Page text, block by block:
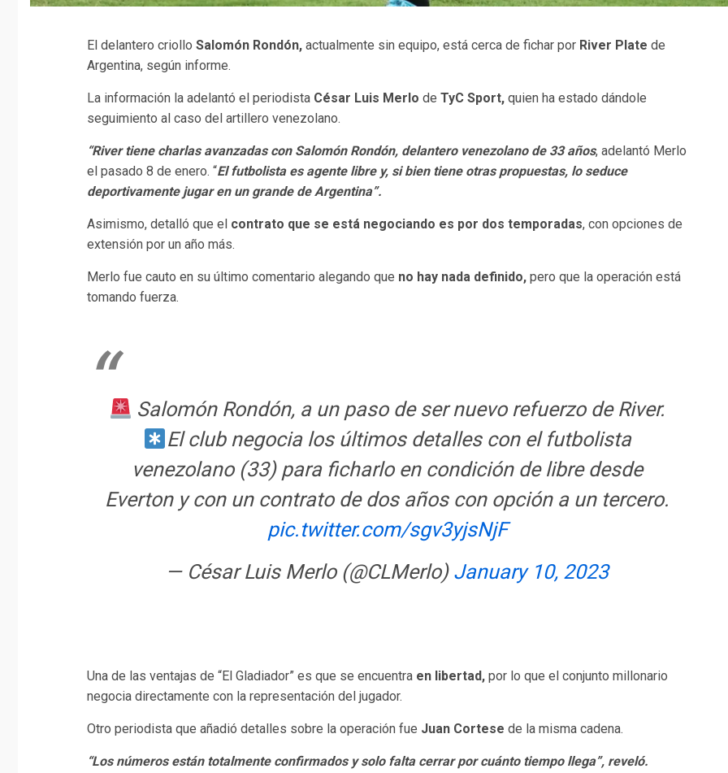
El delantero criollo Salomón Rondón, actualmente sin equipo, está cerca de fichar por River Plate de
Argentina, según informe.
La información la adelantó el periodista César Luis Merlo de TyC Sport, quien ha estado dándole
seguimiento al caso del artillero venezolano.
“River tiene charlas avanzadas con Salomón Rondón, delantero venezolano de 33 años, adelantó Merlo
el pasado 8 de enero. “El futbolista es agente libre y, si bien tiene otras propuestas, lo seduce
deportivamente jugar en un grande deArgentina”.
Asimismo, detalló que el contrato que se está negociando es por dos temporadas, con opciones de
extensión por un año más.
Merlo fue cauto en su último comentario alegando que no hay nada definido, pero que la operación está
tomando fuerza.
Salomón Rondón, a un paso de ser nuevo refuerzo de River.
El club negocia los últimos detalles con el futbolista
venezolano (33) para ficharlo en condición de libre desde
Everton y con un contrato de dos años con opción a un tercero.
pic.twitter.com/sgv3yjsNjF
— César Luis Merlo (@CLMerlo) January 10, 2023
Una de las ventajas de “El Gladiador” es que se encuentra en libertad, por lo que el conjunto millonario
negocia directamente con la representación del jugador.
Otro periodista que añadió detalles sobre la operación fue Juan Cortese de la misma cadena.
“Los números están totalmente confirmados y solo falta cerrar por cuánto tiempo llega”, reveló.